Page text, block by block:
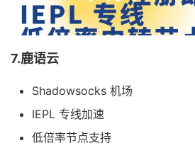
7.鹿语云
Shadowsocks 机场
IEPL 专线加速
低倍率节点支持